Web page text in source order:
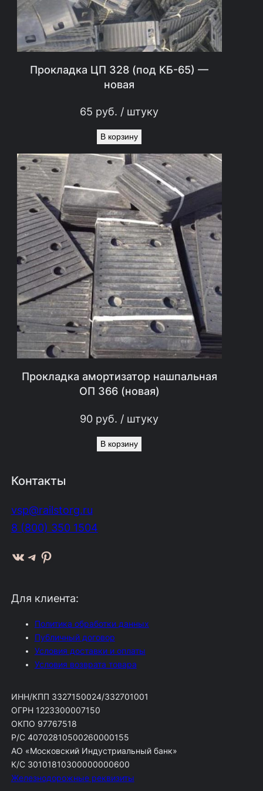
а
я
ц
е
н
с
о
с
т
а
в
л
я
л
а
9
0
р
у
.
8
0
р
у
Прокладка ЦП 328 (под КБ-65) —
новая
65 руб. / штуку
В корзину
Прокладка амортизатор нашпальная
ОП 366 (новая)
90 руб. / штуку
В корзину
Контакты
vsp@railstorg.ru
8 (800) 350 1504
ВКонтакте Telegram Pinterest
Для клиента:
Политика обработки данных
Публичный договор
Условия доставки и оплаты
Условия возврата товара
ИНН/КПП 3327150024/332701001
ОГРН 1223300007150
ОКПО 97767518
Р/С 40702810500260000155
АО «Московский Индустриальный банк»
К/С 30101810300000000600
Железнодорожные реквизиты